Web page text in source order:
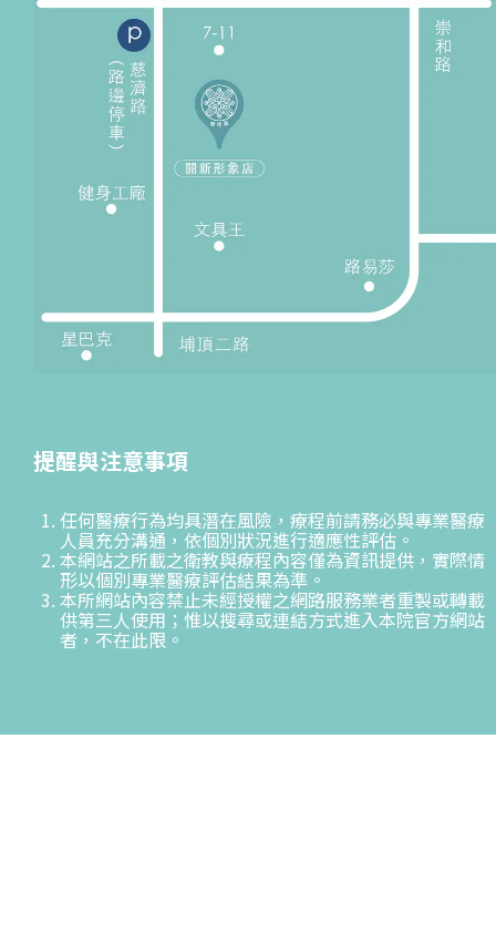
提醒與注意事項
任何醫療行為均具潛在風險，療程前請務必與專業醫療
人員充分溝通，依個別狀況進行適應性評估。
本網站之所載之衛教與療程內容僅為資訊提供，實際情
形以個別專業醫療評估結果為準。
本所網站內容禁止未經授權之網路服務業者重製或轉載
供第三人使用；惟以搜尋或連結方式進入本院官方網站
者，不在此限。